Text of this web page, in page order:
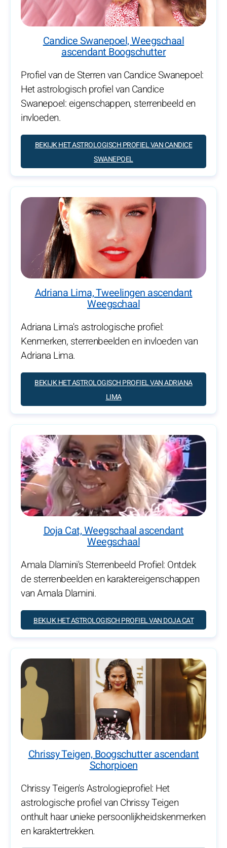
Candice Swanepoel, Weegschaal
ascendant Boogschutter
Profiel van de Sterren van Candice Swanepoel:
Het astrologisch profiel van Candice
Swanepoel: eigenschappen, sterrenbeeld en
invloeden.
BEKIJK HET ASTROLOGISCH PROFIEL VAN CANDICE
SWANEPOEL
Adriana Lima, Tweelingen ascendant
Weegschaal
Adriana Lima's astrologische profiel:
Kenmerken, sterrenbeelden en invloeden van
Adriana Lima.
BEKIJK HET ASTROLOGISCH PROFIEL VAN ADRIANA
LIMA
Doja Cat, Weegschaal ascendant
Weegschaal
Amala Dlamini's Sterrenbeeld Profiel: Ontdek
de sterrenbeelden en karaktereigenschappen
van Amala Dlamini.
BEKIJK HET ASTROLOGISCH PROFIEL VAN DOJA CAT
Chrissy Teigen, Boogschutter ascendant
Schorpioen
Chrissy Teigen's Astrologieprofiel: Het
astrologische profiel van Chrissy Teigen
onthult haar unieke persoonlijkheidskenmerken
en karaktertrekken.